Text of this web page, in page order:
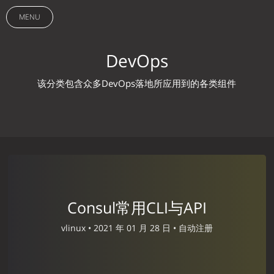
MENU
DevOps
该分类包含众多DevOps落地所应用到的各类组件
Consul常用CLI与API
vlinux • 2021 年 01 月 28 日 • 自动注册